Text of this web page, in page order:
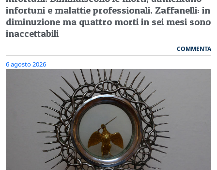
infortuni e malattie professionali. Zaffanelli: in
diminuzione ma quattro morti in sei mesi sono
inaccettabili
COMMENTA
6 agosto 2026